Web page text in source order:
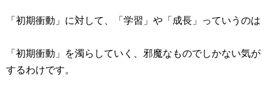
「初期衝動」に対して、「学習」や「成長」っていうのは
「初期衝動」を濁らしていく、邪魔なものでしかない気が
するわけです。